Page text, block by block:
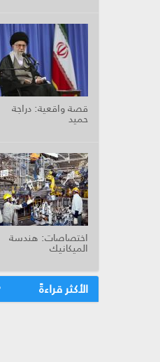
قصة واقعية: دراجة
حميد
اختصاصات: هندسة
الميكانيك
الأكثر قراءةً